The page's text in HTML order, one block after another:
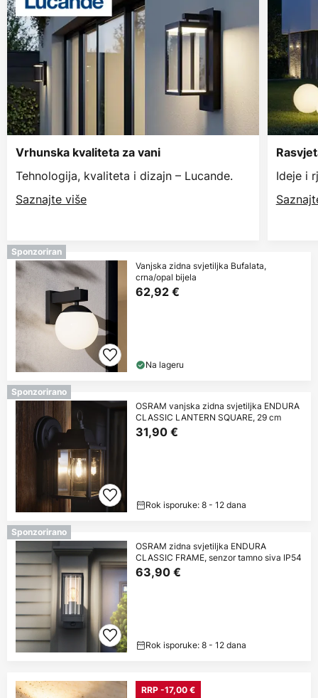
Vrhunska kvaliteta za vani
Tehnologija, kvaliteta i dizajn – Lucande.
Saznajte više
Ideje i
Sponzoriran
Vanjska zidna svjetiljka Bufalata,
crna/opal bijela
62,92 €
Na lageru
Sponzorirano
OSRAM vanjska zidna svjetiljka ENDURA
CLASSIC LANTERN SQUARE, 29 cm
31,90 €
Rok isporuke: 8 - 12 dana
Sponzorirano
OSRAM zidna svjetiljka ENDURA
CLASSIC FRAME, senzor tamno siva IP54
63,90 €
Rok isporuke: 8 - 12 dana
RRP -17,00 €